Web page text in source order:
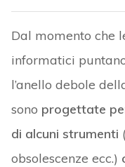
Dal momento che
informatici
l’anello debole
sono progettate
di alcuni strumenti
obsolescenze ecc.)